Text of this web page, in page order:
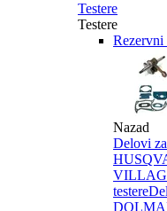
Testere
Testere
Rezervni
Nazad
Delovi
testere